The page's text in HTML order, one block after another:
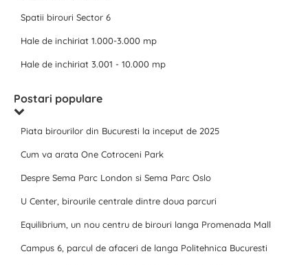
Spatii birouri Sector 6
Hale de inchiriat 1.000-3.000 mp
Hale de inchiriat 3.001 - 10.000 mp
Postari populare
Piata birourilor din Bucuresti la inceput de 2025
Cum va arata One Cotroceni Park
Despre Sema Parc London si Sema Parc Oslo
U Center, birourile centrale dintre doua parcuri
Equilibrium, un nou centru de birouri langa Promenada Mall
Campus 6, parcul de afaceri de langa Politehnica Bucuresti